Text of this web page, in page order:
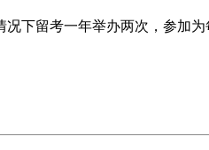
况下留考一年举办两次，参加为